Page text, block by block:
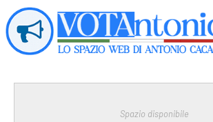
Spazio disponibile